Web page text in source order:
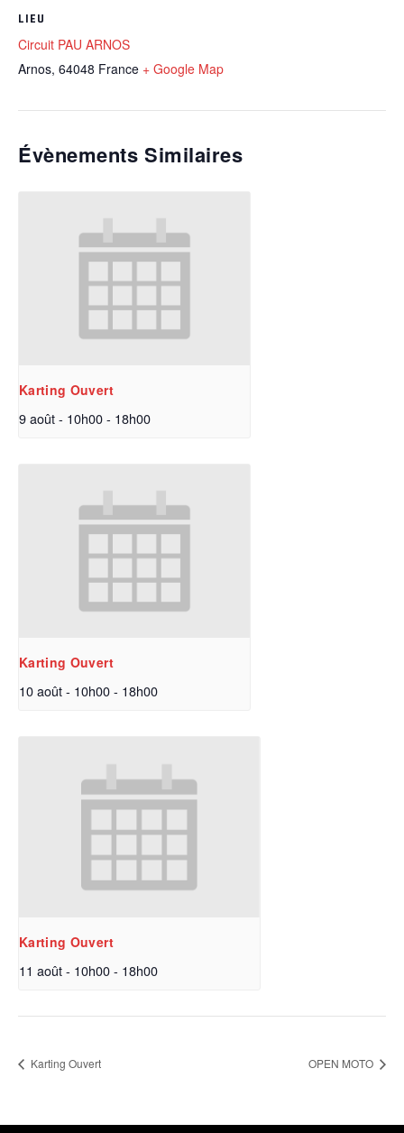
LIEU
Circuit PAU ARNOS
Arnos, 64048 France + Google Map
Évènements Similaires
Karting Ouvert
9 août - 10h00- 18h00
Karting Ouvert
10 août - 10h00- 18h00
Karting Ouvert
11 août - 10h00- 18h00
Karting Ouvert OPEN MOTO